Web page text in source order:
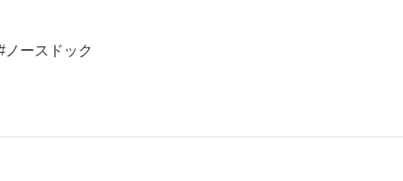
ースドック